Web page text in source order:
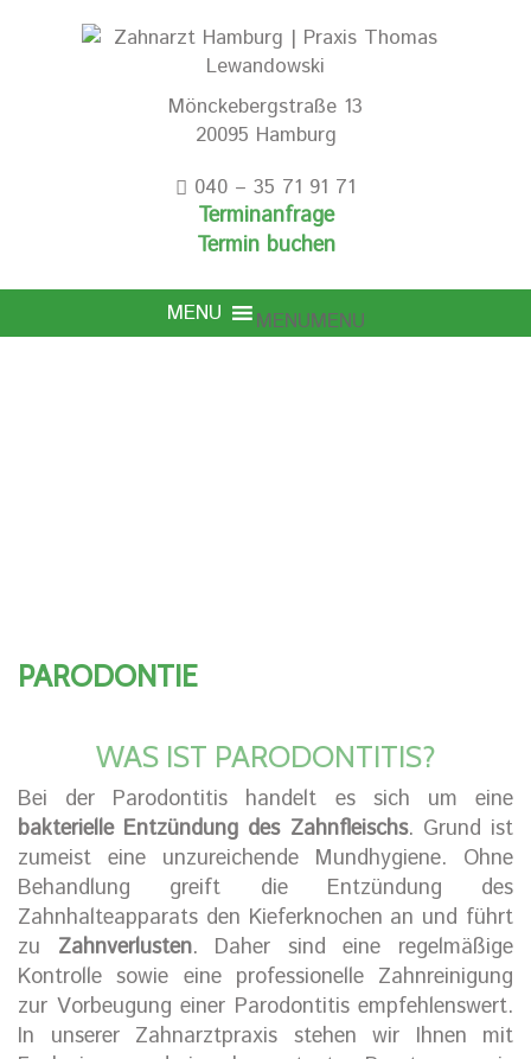
Mönckebergstraße 13
20095 Hamburg
040 – 35 71 91 71
Terminanfrage
Termin buchen
MENUMENU
PARODONTIE
WAS IST PARODONTITIS?
Bei der Parodontitis handelt es sich um eine
bakterielle Entzündung des Zahnfleischs. Grund ist
zumeist eine unzureichende Mundhygiene. Ohne
Behandlung greift die Entzündung des
Zahnhalteapparats den Kieferknochen an und führt
zu Zahnverlusten. Daher sind eine regelmäßige
Kontrolle sowie eine professionelle Zahnreinigung
zur Vorbeugung einer Parodontitis empfehlenswert.
In unserer Zahnarztpraxis stehen wir Ihnen mit